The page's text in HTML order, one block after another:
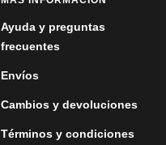
Ayuda y preguntas
frecuentes
Envíos
Cambios y devoluciones
Términos y condiciones